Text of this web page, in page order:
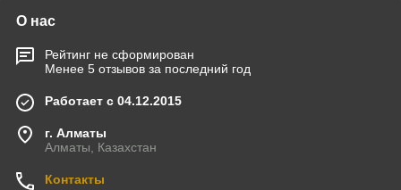
О нас
Рейтинг не сформирован
Менее 5 отзывов за последний год
Работает с 04.12.2015
г. Алматы
Алматы, Казахстан
Контакты